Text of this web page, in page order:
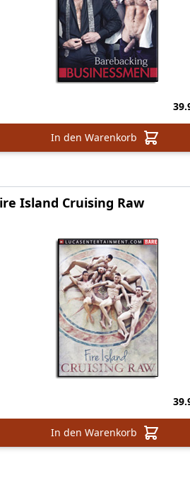
In den Warenkorb
Island Cruising Raw
In den Warenkorb